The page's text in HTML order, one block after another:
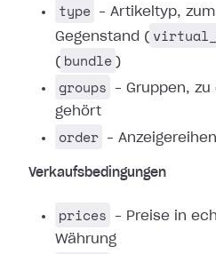
type
– Artikeltyp,
Gegenstand (
( bundle )
groups
– Gruppen,
gehört
order –
Verkaufsbedingungen
prices
– Preise in
Währung